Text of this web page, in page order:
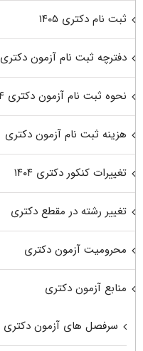
ثبت نام دکتری ۱۴۰۵
دفترچه ثبت نام آزمون دکتری ۱۴۰۴
نحوه ثبت نام آزمون دکتری ۱۴۰۴
هزینه ثبت نام آزمون دکتری
تغییرات کنکور دکتری ۱۴۰۴
تغییر رشته در مقطع دکتری
محرومیت آزمون دکتری
منابع آزمون دکتری
سرفصل های آزمون دکتری